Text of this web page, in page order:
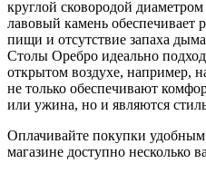
круглой сковородой
лавовый камень обеспечивает
пищи и отсутствие запаха
Столы Оребро идеально
открытом воздухе, например,
не только обеспечивают
или ужина, но и являются
Оплачивайте покупки
магазине доступно несколько